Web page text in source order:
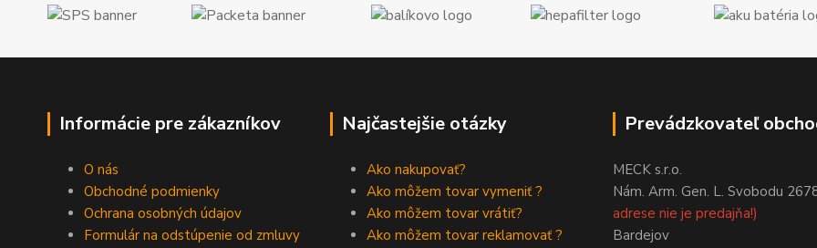
Informácie pre zákazníkov
O nás
Obchodné podmienky
Ochrana osobných údajov
Formulár na odstúpenie od zmluvy
Najčastejšie otázky
Ako nakupovať?
Ako môžem tovar vymeniť ?
Ako môžem tovar vrátiť?
Ako môžem tovar reklamovať ?
Prevádzkovateľ
MECK s.r.o.
Nám. Arm. Gen. L. Svobodu
adrese nie je predajňa!)
Bardejov